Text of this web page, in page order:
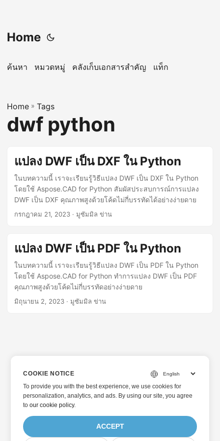
Home
ค้นหา หมวดหมู่ คลังเก็บเอกสารสำคัญ แท็ก
Home » Tags
dwf python
แปลง DWF เป็น DXF ใน Python
ในบทความนี้ เราจะเรียนรู้วิธีแปลง DWF เป็น DXF ใน Python
โดยใช้ Aspose.CAD for Python สัมผัสประสบการณ์การแปลง
DWF เป็น DXF คุณภาพสูงด้วยโค้ดไม่กี่บรรทัดได้อย่างง่ายดาย
กรกฎาคม 21, 2023 · มูซัมมิล ข่าน
แปลง DWF เป็น PDF ใน Python
ในบทความนี้ เราจะเรียนรู้วิธีแปลง DWF เป็น PDF ใน Python
โดยใช้ Aspose.CAD for Python ทำการแปลง DWF เป็น PDF
คุณภาพสูงด้วยโค้ดไม่กี่บรรทัดอย่างง่ายดาย
มิถุนายน 2, 2023 · มูซัมมิล ข่าน
COOKIE NOTICE
To provide you with the best experience, we use cookies for
personalization, analytics, and ads. By using our site, you agree
toour cookie policy.
ACCEPT